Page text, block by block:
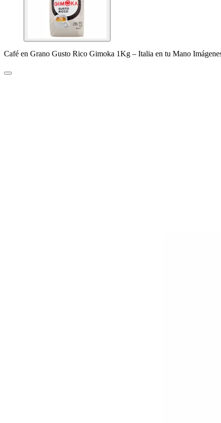
Café en Grano Gusto Rico Gimoka 1Kg – Italia en tu Mano